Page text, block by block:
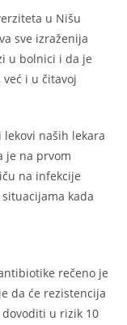
u Nišu
sve izraženija
u bolnici i da je
i u čitavoj
naših lekara
je na prvom
na infekcije
kada
rečeno je
da će rezistencija
u rizik 10